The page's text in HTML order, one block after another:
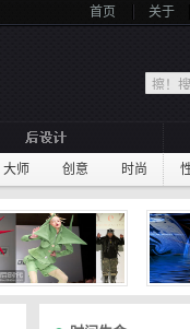
首页 关于
大师 创意 时尚